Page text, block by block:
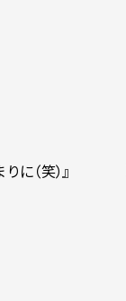
（笑）』